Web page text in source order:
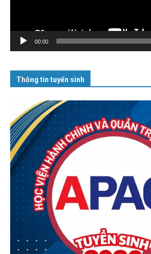
00:00
Thông tin tuyển sinh